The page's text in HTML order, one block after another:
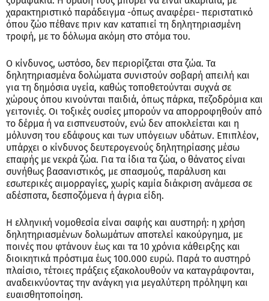
χαρακτηριστικό παράδειγμα -όπως αναφέρει- περιστατικό
όπου ζώο πέθανε πριν καν καταπιεί τη δηλητηριασμένη
τροφή, με το δόλωμα ακόμη στο στόμα του.
Ο κίνδυνος, ωστόσο, δεν περιορίζεται στα ζώα. Τα
δηλητηριασμένα δολώματα συνιστούν σοβαρή απειλή και
για τη δημόσια υγεία, καθώς τοποθετούνται συχνά σε
χώρους όπου κινούνται παιδιά, όπως πάρκα, πεζοδρόμια και
γειτονιές. Οι τοξικές ουσίες μπορούν να απορροφηθούν από
το δέρμα ή να εισπνευστούν, ενώ δεν αποκλείεται και η
μόλυνση του εδάφους και των υπόγειων υδάτων. Επιπλέον,
υπάρχει ο κίνδυνος δευτερογενούς δηλητηρίασης μέσω
επαφής με νεκρά ζώα. Για τα ίδια τα ζώα, ο θάνατος είναι
συνήθως βασανιστικός, με σπασμούς, παράλυση και
εσωτερικές αιμορραγίες, χωρίς καμία διάκριση ανάμεσα σε
αδέσποτα, δεσποζόμενα ή άγρια είδη.
Η ελληνική νομοθεσία είναι σαφής και αυστηρή: η χρήση
δηλητηριασμένων δολωμάτων αποτελεί κακούργημα, με
ποινές που φτάνουν έως και τα 10 χρόνια κάθειρξης και
διοικητικά πρόστιμα έως 100.000 ευρώ. Παρά το αυστηρό
πλαίσιο, τέτοιες πράξεις εξακολουθούν να καταγράφονται,
αναδεικνύοντας την ανάγκη για μεγαλύτερη πρόληψη και
ευαισθητοποίηση.